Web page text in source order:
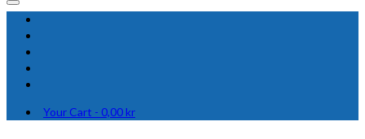
Your Cart - 0,00kr